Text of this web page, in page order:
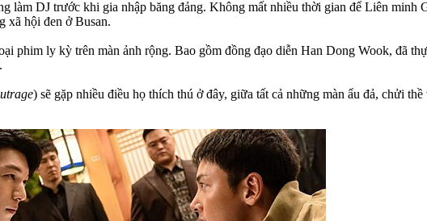
làm DJ trước khi gia nhập băng đảng. Không mất nhiều thời gian để Liên minh
xã hội đen ở Busan.
phim ly kỳ trên màn ảnh rộng. Bao gồm đồng đạo diễn Han Dong Wook, đã
.
) sẽ gặp nhiều điều họ thích thú ở đây, giữa tất cả những màn ẩu đả, chửi